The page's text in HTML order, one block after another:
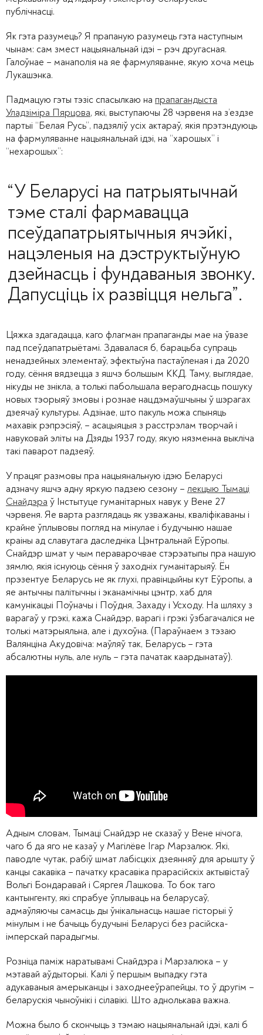
публічнасці.
Як гэта разумець? Я прапаную разумець гэта наступным
чынам: сам змест нацыянальнай ідэі – рэч другасная.
Галоўнае – манаполія на яе фармуляванне, якую хоча мець
Лукашэнка.
Падмацую гэты тэзіс спасылкаю на прапагандыста
Уладзіміра Пярцова, які, выступаючы 28 чэрвеня на з’ездзе
партыі “Белая Русь”, падзяліў усіх актараў, якія прэтэндуюць
на фармуляванне нацыянальнай ідэі, на “харошых” і
“нехарошых”:
“У Беларусі на патрыятычнай
тэме сталі фармавацца
псеўдапатрыятычныя ячэйкі,
нацэленыя на дэструктыўную
дзейнасць і фундаваныя звонку.
Дапусціць іх развіцця нельга”.
Цяжка здагадацца, каго флагман прапаганды мае на ўвазе
пад псеўдапатрыётамі. Здавалася б, барацьба супраць
ненадзейных элементаў, эфектыўна пастаўленая і да 2020
году, сёння вядзецца з яшчэ большым ККД. Таму, выглядае,
нікуды не знікла, а толькі пабольшала верагоднасць пошуку
новых тэорыяў змовы і рознае нацдэмаўшчыны ў шэрагах
дзеячаў культуры. Адзінае, што пакуль можа спыняць
махавік рэпрэсіяў, – асацыяцыя з расстрэлам творчай і
навуковай эліты на Дзяды 1937 году, якую нязменна выкліча
такі паварот падзеяў.
У працяг размовы пра нацыянальную ідэю Беларусі
адзначу яшчэ адну яркую падзею сезону –лекцыю Тымаці
Снайдэра ў Інстытуце гуманітарных навук у Вене 27
чэрвеня. Яе варта разглядаць як узважаны, кваліфікаваны і
крайне ўплывовы погляд на мінулае і будучыню нашае
краіны ад славутага даследніка Цэнтральнай Еўропы.
Снайдэр шмат у чым пераварочвае стэрэатыпы пра нашую
зямлю, якія існуюць сёння ў заходніх гуманітарыяў. Ён
прэзентуе Беларусь не як глухі, правінцыйны кут Еўропы, а
яе антычны палітычны і эканамічны цэнтр, хаб для
камунікацыі Поўначы і Поўдня, Захаду і Усходу. На шляху з
варагаў у грэкі, кажа Снайдэр, варагі і грэкі ўзбагачаліся не
толькі матэрыяльна, але і духоўна. (Параўнаем з тэзаю
Валянціна Акудовіча: маўляў так, Беларусь – гэта
абсалютны нуль, але нуль – гэта пачатак каардынатаў).
Адным словам, Тымаці Снайдэр не сказаў у Вене нічога,
чаго б да яго не казаў у Магілёве Ігар Марзалюк. Які,
паводле чутак, рабіў шмат лабісцкіх дзеянняў для арышту ў
канцы сакавіка – пачатку красавіка прарасійскіх актывістаў
Вольгі Бондаравай і Сяргея Лашкова. То бок таго
кантынгенту, які спрабуе ўплываць на беларусаў,
адмаўляючы самасць ды ўнікальнасць нашае гісторыі ў
мінулым і не бачыць будучыні Беларусі без расійска-
імперскай парадыгмы.
Розніца паміж наратывамі Снайдэра і Марзалюка – у
мэтавай аўдыторыі. Калі ў першым выпадку гэта
адукаваныя амерыканцы і заходнееўрапейцы, то ў другім –
беларускія чыноўнікі і сілавікі. Што аднолькава важна.
Можна было б скончыць з тэмаю нацыянальнай ідэі, калі б